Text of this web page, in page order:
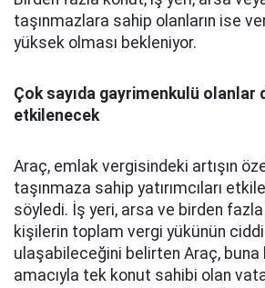
taşınmazlara sahip olanların ise
yüksek olması bekleniyor.
Çok sayıda gayrimenkulü olanlar
etkilenecek
Araç, emlak vergisindeki artışın
taşınmaza sahip yatırımcıları
söyledi. İş yeri, arsa ve birden
kişilerin toplam vergi yükünün
ulaşabileceğini belirten Araç, buna
amacıyla tek konut sahibi olan